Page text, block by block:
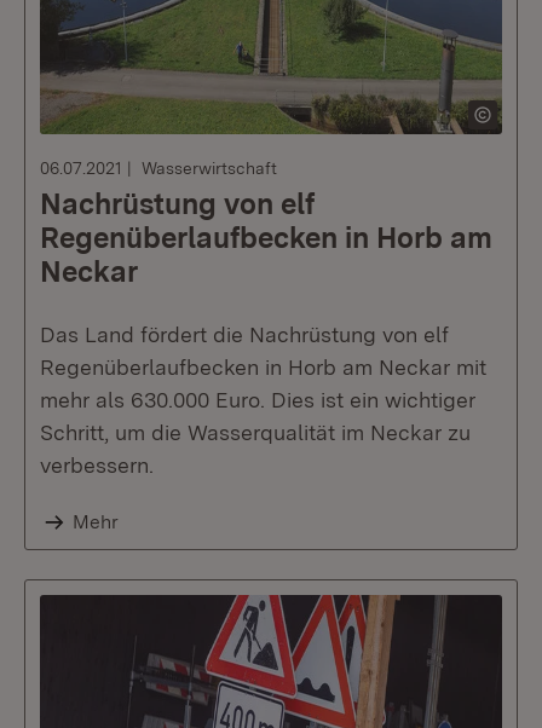
06.07.2021 Wasserwirtschaft
Nachrüstung von elf
Regenüberlaufbecken in Horb am
Neckar
Das Land fördert die Nachrüstung von elf
Regenüberlaufbecken in Horb am Neckar mit
mehr als 630.000 Euro. Dies ist ein wichtiger
Schritt, um die Wasserqualität im Neckar zu
verbessern.
Mehr